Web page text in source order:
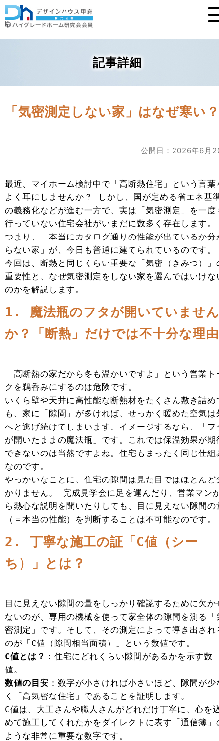
記事詳細
「気密測定しない家」はなぜ寒い？
公開日：2026年6月
最近、マイホーム検討中で「高断熱住宅」という言葉
よく耳にしませんか？ しかし、国が定める省エネ基
の義務化などが進む一方で、実は「気密測定」を一度
行っていない住宅会社がいまだに数多く存在します。
つまり、「本当にカタログ通りの性能が出ているか分
らない家」が、今日も普通に建てられているのです。
今回は、断熱と同じくらい重要な「気密（きみつ）」
重要性と、なぜ気密測定をしない家を選んではいけな
のかを解説します。
1. 魔法瓶のフタが開いていません
か？「断熱」だけでは不十分な理由
「高断熱の家だから冬も温かいですよ」という営業ト
クを鵜呑みにするのは危険です。
いくら壁や天井に高性能な断熱材をたくさん敷き詰め
も、家に「隙間」が多ければ、せっかく暖めた空気は
へと逃げ続けてしまいます。イメージするなら、「フ
が開いたままの魔法瓶」です。これでは保温効果が期
できないのは当然ですよね。住宅もまったく同じ仕組
なのです。
やっかいなことに、住宅の隙間は見た目ではほとんど
かりません。 完成見学会に足を運んだり、営業マン
ら熱心な説明を聞いたりしても、目に見えない隙間の
（＝本当の性能）を判断することは不可能なのです。
2. 丁寧な施工の証「C値（シー
ち）」とは？
目に見えない隙間の量をしっかり確認するために欠か
ないのが、専用の機械を使って家全体の隙間を測る「
密測定」です。そして、その測定によって導き出され
のが「C値（隙間相当面積）」という数値です。
C値とは？ ：住宅にどれくらい隙間があるかを示す数
値。
数値の目安 ：数字が小さければ小さいほど、隙間が少
く「高気密な住宅」であることを証明します。
C値は、大工さんや職人さんがどれだけ丁寧に、心を
めて施工してくれたかをダイレクトに表す「通信簿」
ような非常に重要な数字です。